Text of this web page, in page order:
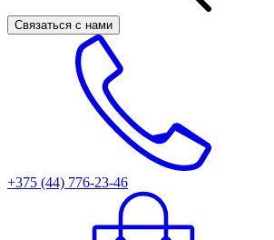
Связаться с нами
+375 (44) 776-23-46